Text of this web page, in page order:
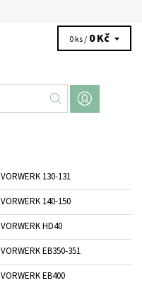
0 ks / 0 Kč
VORWERK 130-131
VORWERK 140-150
VORWERK HD40
VORWERK EB350-351
VORWERK EB400